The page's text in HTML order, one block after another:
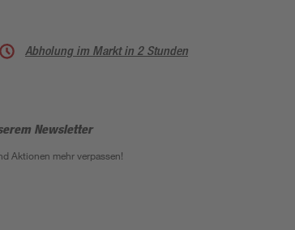
Abholung im Markt in 2 Stunden
Newsletter
Aktionen mehr verpassen!